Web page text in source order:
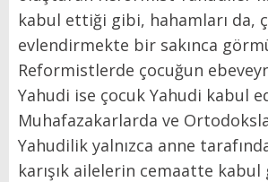
kabul ettiği gibi, hahamları da,
evlendirmekte bir sakınca
Reformistlerde çocuğun
Yahudi ise çocuk Yahudi kabul
Muhafazakarlarda ve
Yahudilik yalnızca anne
karışık ailelerin cemaatte